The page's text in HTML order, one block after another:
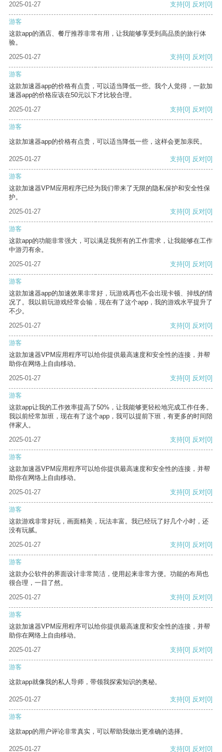
2025-01-27 支持[0] 反对[0]
游客
这款app的酒店、餐厅推荐非常有用，让我能够享受到高品质的旅行体
验。
2025-01-27
支持[0] 反对[0]
游客
这款加速器app的价格有点贵，可以适当降低一些。我个人觉得，一款加
速器app的价格应该在50元以下才比较合理。
2025-01-27
支持[0] 反对[0]
游客
这款加速器app的价格有点贵，可以适当降低一些，这样会更加亲民。
2025-01-27 支持[0] 反对[0]
游客
这款加速器VPM应用程序已经为我们带来了无限的隐私保护和安全性保
护。
2025-01-27
支持[0] 反对[0]
游客
这款app的功能非常强大，可以满足我所有的工作需求，让我能够在工作
中游刃有余。
2025-01-27
支持[0] 反对[0]
游客
这款加速器app的加速效果非常好，玩游戏再也不会出现卡顿、掉线的情
况了。我以前玩游戏经常会输，现在有了这个app，我的游戏水平提升了
不少。
2025-01-27
支持[0] 反对[0]
游客
这款加速器VPM应用程序可以给你提供最高速度和安全性的连接，并帮
助你在网络上自由移动。
2025-01-27
支持[0] 反对[0]
游客
这款app让我的工作效率提高了50%，让我能够更轻松地完成工作任务。
我以前经常加班，现在有了这个app，我可以提前下班，有更多的时间陪
伴家人。
2025-01-27
支持[0] 反对[0]
游客
这款加速器VPM应用程序可以给你提供最高速度和安全性的连接，并帮
助你在网络上自由移动。
2025-01-27
支持[0] 反对[0]
游客
这款游戏非常好玩，画面精美，玩法丰富。我已经玩了好几个小时，还
没有玩腻。
2025-01-27
支持[0] 反对[0]
游客
这款办公软件的界面设计非常简洁，使用起来非常方便。功能的布局也
很合理，一目了然。
2025-01-27
支持[0] 反对[0]
游客
这款加速器VPM应用程序可以给你提供最高速度和安全性的连接，并帮
助你在网络上自由移动。
2025-01-27
支持[0] 反对[0]
游客
这款app就像我的私人导师，带领我探索知识的奥秘。
2025-01-27 支持[0] 反对[0]
游客
这款app的用户评论非常真实，可以帮助我做出更准确的选择。
2025-01-27 支持[0] 反对[0]